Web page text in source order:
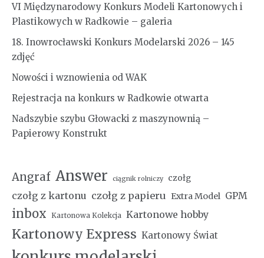
VI Międzynarodowy Konkurs Modeli Kartonowych i
Plastikowych w Radkowie – galeria
18. Inowrocławski Konkurs Modelarski 2026 – 145
zdjęć
Nowości i wznowienia od WAK
Rejestracja na konkurs w Radkowie otwarta
Nadszybie szybu Głowacki z maszynownią –
Papierowy Konstrukt
Angraf Answer ciągnik rolniczy czołg
czołg z kartonu czołg z papieru Extra Model GPM
inbox Kartonowa Kolekcja Kartonowe hobby
Kartonowy Express Kartonowy Świat